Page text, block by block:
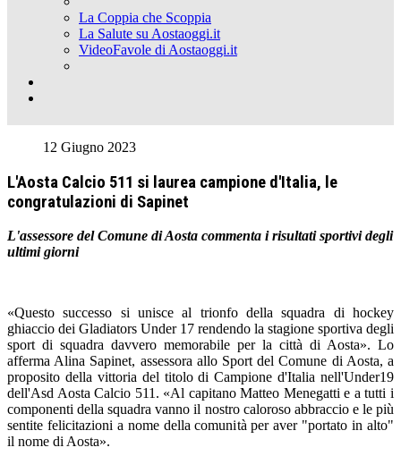
La Coppia che Scoppia
La Salute su Aostaoggi.it
VideoFavole di Aostaoggi.it
12 Giugno 2023
L'Aosta Calcio 511 si laurea campione d'Italia, le
congratulazioni di Sapinet
L'assessore del Comune di Aosta commenta i risultati sportivi degli
ultimi giorni
«Questo successo si unisce al trionfo della squadra di hockey
ghiaccio dei Gladiators Under 17 rendendo la stagione sportiva degli
sport di squadra davvero memorabile per la città di Aosta». Lo
afferma Alina Sapinet, assessora allo Sport del Comune di Aosta, a
proposito della vittoria del titolo di Campione d'Italia nell'Under19
dell'Asd Aosta Calcio 511. «Al capitano Matteo Menegatti e a tutti i
componenti della squadra vanno il nostro caloroso abbraccio e le più
sentite felicitazioni a nome della comunità per aver "portato in alto"
il nome di Aosta».